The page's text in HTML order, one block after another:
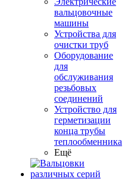
вальцовочные
машины
Устройства для
очистки труб
Оборудование
для
обслуживания
резьбовых
соединений
Устройство для
герметизации
конца трубы
теплообменника
Ещё